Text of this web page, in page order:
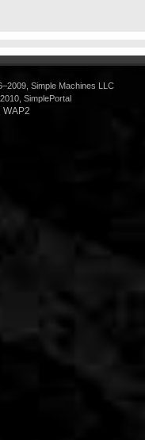
Simple Machines LLC
SimplePortal
WAP2